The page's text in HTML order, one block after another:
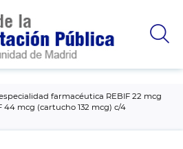
farmacéutica REBIF 22 mcg
44 mcg (cartucho 132 mcg) c/4